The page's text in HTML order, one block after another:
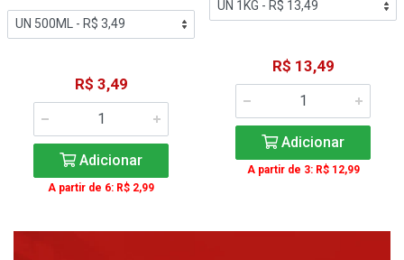
R$ 3,49
Adicionar
A partir de 6: R$ 2,99
R$ 13,49
Adicionar
A partir de 3: R$ 12,99